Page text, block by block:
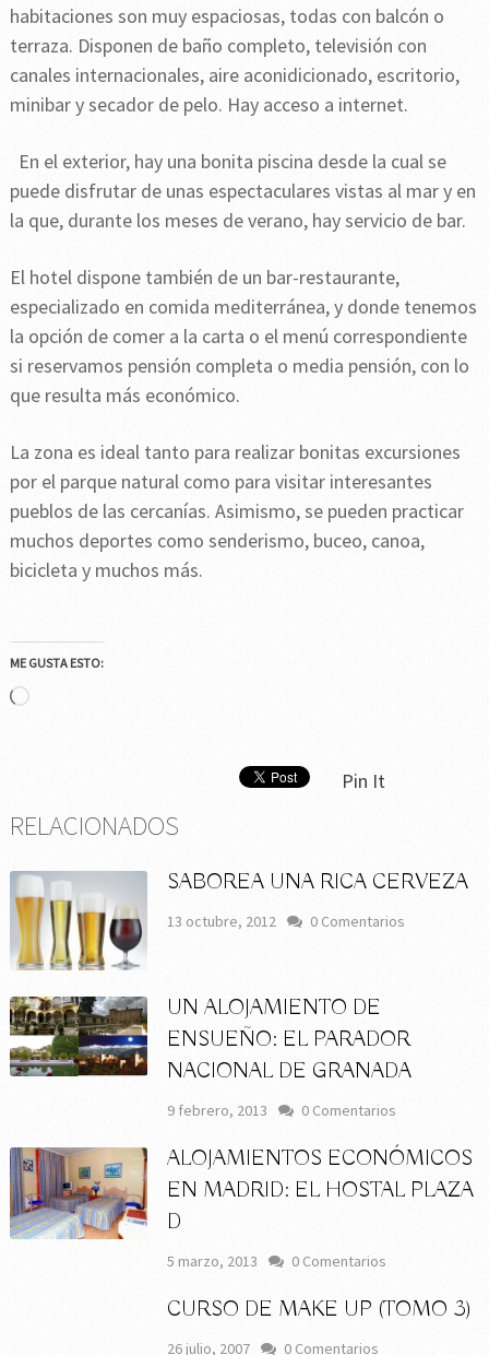
habitaciones son muy espaciosas, todas con balcón o
terraza. Disponen de baño completo, televisión con
canales internacionales, aire aconidicionado, escritorio,
minibar y secador de pelo. Hay acceso a internet.
En el exterior, hay una bonita piscina desde la cual se
puede disfrutar de unas espectaculares vistas al mar y en
la que, durante los meses de verano, hay servicio de bar.
El hotel dispone también de un bar-restaurante,
especializado en comida mediterránea, y donde tenemos
la opción de comer a la carta o el menú correspondiente
si reservamos pensión completa o media pensión, con lo
que resulta más económico.
La zona es ideal tanto para realizar bonitas excursiones
por el parque natural como para visitar interesantes
pueblos de las cercanías. Asimismo, se pueden practicar
muchos deportes como senderismo, buceo, canoa,
bicicleta y muchos más.
ME GUSTA ESTO:
Cargando...
Pin It
RELACIONADOS
SABOREA UNA RICA CERVEZA
13 octubre, 2012 0 Comentarios
UN ALOJAMIENTO DE
ENSUEÑO: EL PARADOR
NACIONAL DE GRANADA
9 febrero, 2013 0 Comentarios
ALOJAMIENTOS ECONÓMICOS
EN MADRID: EL HOSTAL PLAZA
D
5 marzo, 2013 0 Comentarios
CURSO DE MAKE UP (TOMO 3)
26 julio, 2007 0 Comentarios